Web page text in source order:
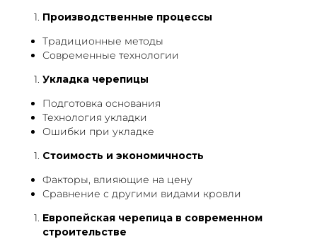
Производственные процессы
Традиционные методы
Современные технологии
Укладка черепицы
Подготовка основания
Технология укладки
Ошибки при укладке
Стоимость и экономичность
Факторы, влияющие на цену
Сравнение с другими видами кровли
Европейская черепица в современном
строительстве